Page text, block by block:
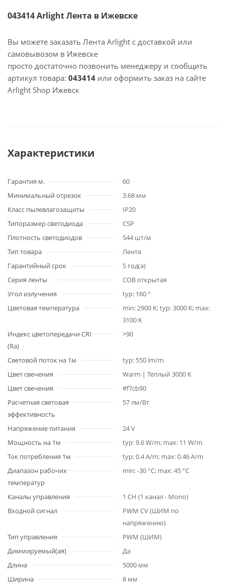
043414 Arlight Лента в Ижевске
Вы можете заказать Лента Arlight с доставкой или
самовывозом в Ижевске
просто достаточно позвонить менеджеру и сообщить
артикул товара: 043414 или оформить заказ на сайте
Arlight Shop Ижевск
Характеристики
Гарантия м.
60
Минимальный отрезок
3.68 мм
Класс пылевлагозащиты
IP20
Типоразмер светодиода
CSP
Плотность светодиодов
544 шт/м
Тип товара
Лента
Гарантийный срок
5 год(а)
Серия ленты
COB открытая
Угол излучения
typ: 160 °
Цветовая температура
min: 2900 K; typ: 3000 K; max:
3100 K
Индекс цветопередачи CRI
(Ra)
>90
Световой поток на 1м
typ: 550 lm/m
Цвет свечения
Warm | Тёплый 3000 K
Цвет свечения
#f7cb90
Расчетная световая
эффективность
57 лм/Вт
Напряжение питания
24 V
Мощность на 1м
typ: 9.6 W/m; max: 11 W/m
Ток потребления 1м
typ: 0.4 A/m; max: 0.46 A/m
Диапазон рабочих
температур
min: -30 °C; max: 45 °C
Каналы управления
1 CH (1 канал - Mono)
Входной сигнал
PWM СV (ШИМ по
напряжению)
Тип управления
PWM (ШИМ)
Диммируемый(ая)
Да
Длина
5000 мм
Ширина
8 мм